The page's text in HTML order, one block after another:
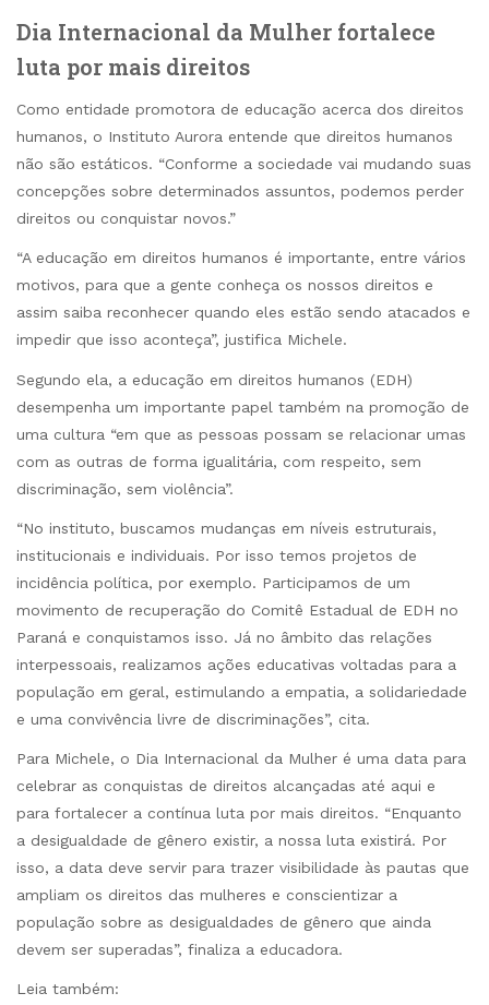
Dia Internacional da Mulher fortalece
luta por mais direitos
Como entidade promotora de educação acerca dos direitos
humanos, o Instituto Aurora entende que direitos humanos
não são estáticos. “Conforme a sociedade vai mudando suas
concepções sobre determinados assuntos, podemos perder
direitos ou conquistar novos.”
“A educação em direitos humanos é importante, entre vários
motivos, para que a gente conheça os nossos direitos e
assim saiba reconhecer quando eles estão sendo atacados e
impedir que isso aconteça”, justifica Michele.
Segundo ela, a educação em direitos humanos (EDH)
desempenha um importante papel também na promoção de
uma cultura “em que as pessoas possam se relacionar umas
com as outras de forma igualitária, com respeito, sem
discriminação, sem violência”.
“No instituto, buscamos mudanças em níveis estruturais,
institucionais e individuais. Por isso temos projetos de
incidência política, por exemplo. Participamos de um
movimento de recuperação do Comitê Estadual de EDH no
Paraná e conquistamos isso. Já no âmbito das relações
interpessoais, realizamos ações educativas voltadas para a
população em geral, estimulando a empatia, a solidariedade
e uma convivência livre de discriminações”, cita.
Para Michele, o Dia Internacional da Mulher é uma data para
celebrar as conquistas de direitos alcançadas até aqui e
para fortalecer a contínua luta por mais direitos. “Enquanto
a desigualdade de gênero existir, a nossa luta existirá. Por
isso, a data deve servir para trazer visibilidade às pautas que
ampliam os direitos das mulheres e conscientizar a
população sobre as desigualdades de gênero que ainda
devem ser superadas”, finaliza a educadora.
Leia também: